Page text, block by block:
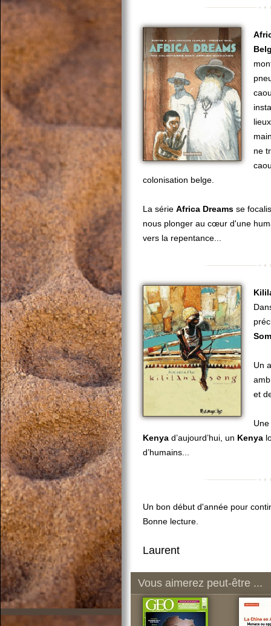
ne
colonisation belge.
La série Africa Dreams se
nous plonger au cœur d'une
vers la repentance...
Un
et
Kenya d’aujourd’hui, un Kenya
d’humains...
Un bon début d'année pour
Bonne lecture.
Laurent
Vous aimerez peut-être ...